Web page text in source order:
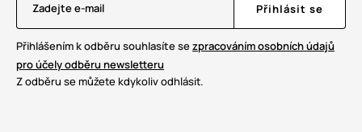
Zadejte e-mail Přihlásit se
Přihlášením k odběru souhlasíte sezpracováním osobních údajů
pro účely odběru newsletteru
Z odběru se můžete kdykoliv odhlásit.